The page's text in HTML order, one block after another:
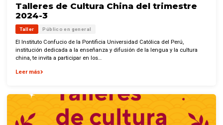
Talleres de Cultura China del trimestre
2024-3
Taller Público en general
El Instituto Confucio de la Pontificia Universidad Católica del Perú,
institución dedicada a la enseñanza y difusión de la lengua y la cultura
china, te invita a participar en los…
Leer más